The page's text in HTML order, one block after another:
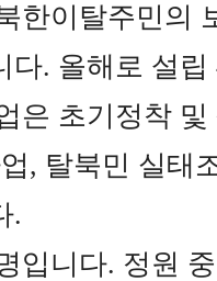
한이탈주민의
다. 올해로 설립
은 초기정착
, 탈북민 실태
.
입니다. 정원